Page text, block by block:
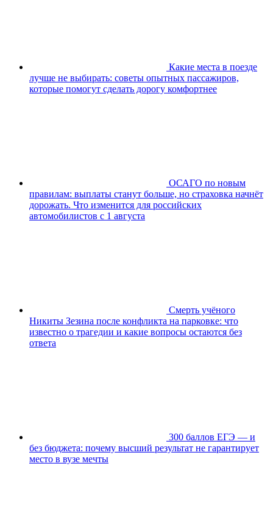
Какие места в поезде
лучше не выбирать: советы опытных пассажиров,
которые помогут сделать дорогу комфортнее
ОСАГО по новым
правилам: выплаты станут больше, но страховка начнёт
дорожать. Что изменится для российских
автомобилистов с 1 августа
Смерть учёного
Никиты Зезина после конфликта на парковке: что
известно о трагедии и какие вопросы остаются без
ответа
300 баллов ЕГЭ — и
без бюджета: почему высший результат не гарантирует
место в вузе мечты